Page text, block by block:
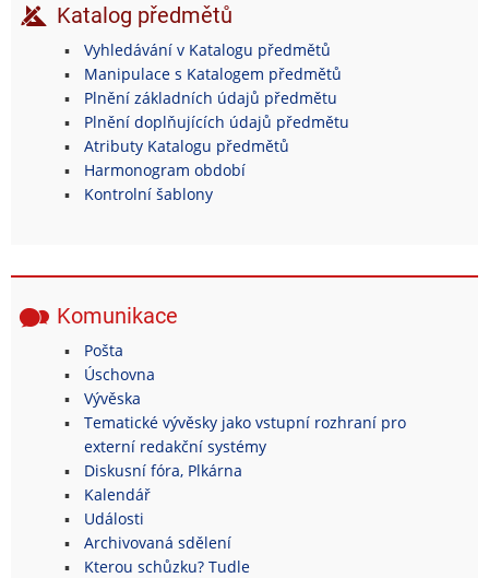
Katalog předmětů
Vyhledávání v Katalogu předmětů
Manipulace s Katalogem předmětů
Plnění základních údajů předmětu
Plnění doplňujících údajů předmětu
Atributy Katalogu předmětů
Harmonogram období
Kontrolní šablony
Komunikace
Pošta
Úschovna
Vývěska
Tematické vývěsky jako vstupní rozhraní pro
externí redakční systémy
Diskusní fóra, Plkárna
Kalendář
Události
Archivovaná sdělení
Kterou schůzku? Tudle